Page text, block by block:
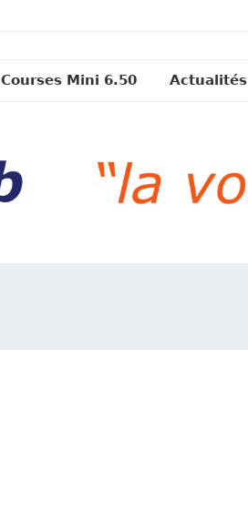
Courses Mini 6.50 Actualités